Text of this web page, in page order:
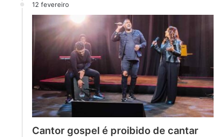
12 fevereiro
Cantor gospel é proibido de cantar